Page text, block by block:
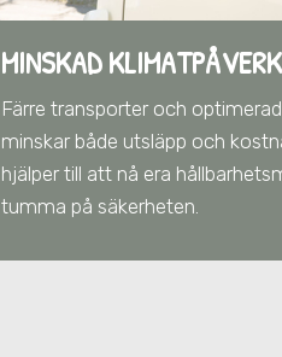
MINSKAD
Färre transporter och
minskar både utsläpp och
hjälper till att nå era
tumma på säkerheten.